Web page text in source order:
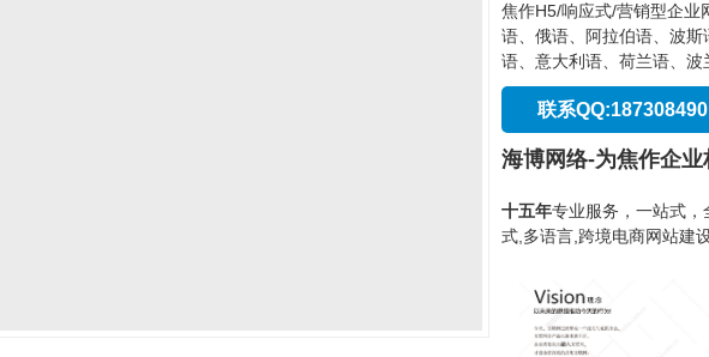
焦作H5/响应式/营销型企业
语、俄语、阿拉伯语、波
语、意大利语、荷兰语、波
联系QQ:187308490
海博网络-为焦作企
十五年专业服务，一站式，
式,多语言,跨境电商网站建